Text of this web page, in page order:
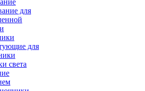
для
для
света